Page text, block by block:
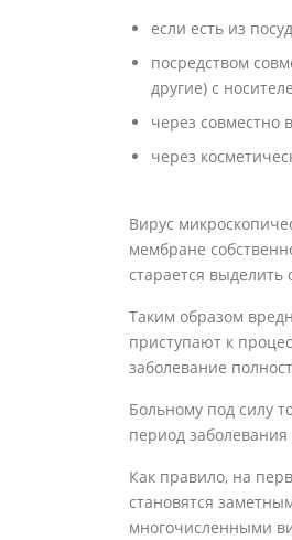
если есть из
посредством
другие) с
через совместно
через
Вирус
мембране
старается
Таким образом
приступают к
заболевание
Больному под силу
период
Как правило, на
становятся
многочисленными